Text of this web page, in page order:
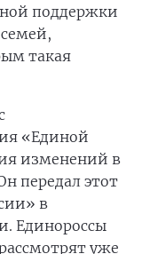
поддержки
такая
«Единой
изменений в
передал этот
в
Единороссы
уже